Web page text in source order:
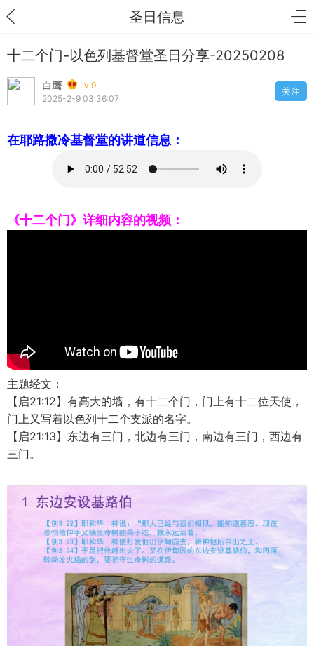
圣日信息
十二个门-以色列基督堂圣日分享-20250208
白鹰
Lv.9
2025-2-9 03:36:07
关注
在耶路撒冷基督堂的讲道信息：
《十二个门》详细内容的视频：
主题经文：
【启21:12】有高大的墙，有十二个门，门上有十二位天使，
门上又写着以色列十二个支派的名字。
【启21:13】东边有三门，北边有三门，南边有三门，西边有
三门。